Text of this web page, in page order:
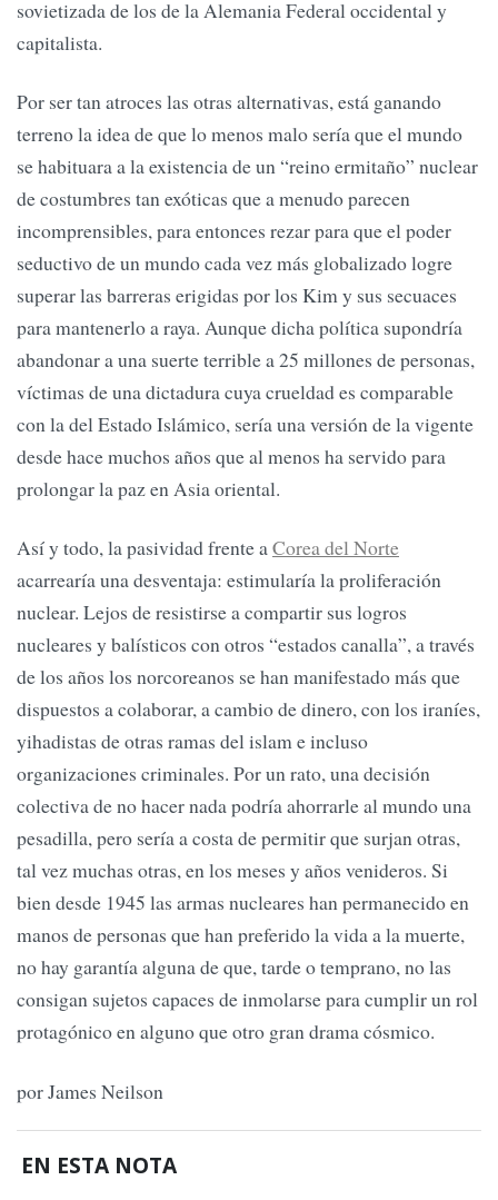
sovietizada de los de la Alemania Federal occidental y
capitalista.
Por ser tan atroces las otras alternativas, está ganando
terreno la idea de que lo menos malo sería que el mundo
se habituara a la existencia de un “reino ermitaño” nuclear
de costumbres tan exóticas que a menudo parecen
incomprensibles, para entonces rezar para que el poder
seductivo de un mundo cada vez más globalizado logre
superar las barreras erigidas por los Kim y sus secuaces
para mantenerlo a raya. Aunque dicha política supondría
abandonar a una suerte terrible a 25 millones de personas,
víctimas de una dictadura cuya crueldad es comparable
con la del Estado Islámico, sería una versión de la vigente
desde hace muchos años que al menos ha servido para
prolongar la paz en Asia oriental.
Así y todo, la pasividad frente aCorea del Norte
acarrearía una desventaja: estimularía la proliferación
nuclear. Lejos de resistirse a compartir sus logros
nucleares y balísticos con otros “estados canalla”, a través
de los años los norcoreanos se han manifestado más que
dispuestos a colaborar, a cambio de dinero, con los iraníes,
yihadistas de otras ramas del islam e incluso
organizaciones criminales. Por un rato, una decisión
colectiva de no hacer nada podría ahorrarle al mundo una
pesadilla, pero sería a costa de permitir que surjan otras,
tal vez muchas otras, en los meses y años venideros. Si
bien desde 1945 las armas nucleares han permanecido en
manos de personas que han preferido la vida a la muerte,
no hay garantía alguna de que, tarde o temprano, no las
consigan sujetos capaces de inmolarse para cumplir un rol
protagónico en alguno que otro gran drama cósmico.
por James Neilson
EN ESTA NOTA